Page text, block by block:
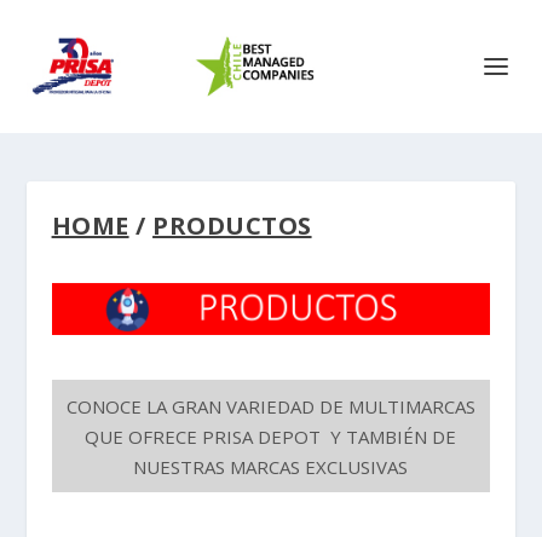
HOME / PRODUCTOS
CONOCE LA GRAN VARIEDAD DE MULTIMARCAS
QUE OFRECE PRISA DEPOT Y TAMBIÉN DE
NUESTRAS MARCAS EXCLUSIVAS